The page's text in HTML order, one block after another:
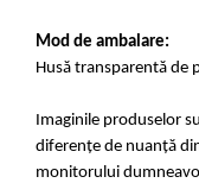
Mod de ambalare:
Husă transparentă de
Imaginile produselor
diferențe de nuanță
monitorului